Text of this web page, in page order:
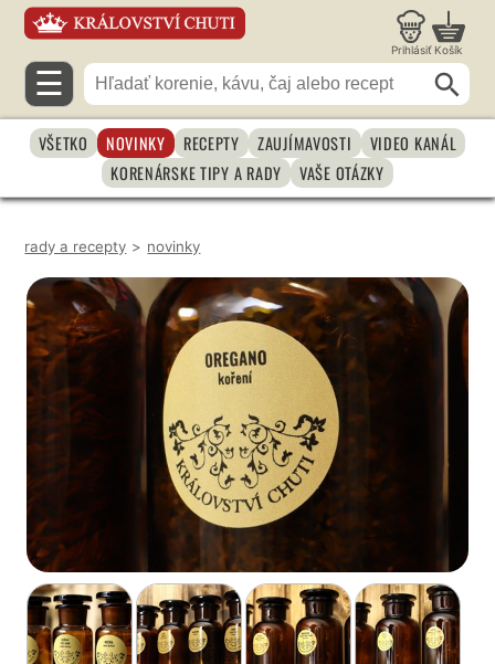
Prihlásiť Košík
☰
VŠETKO NOVINKY RECEPTY ZAUJÍMAVOSTI
VIDEO KANÁL
KORENÁRSKE TIPY A RADY
VAŠE OTÁZKY
rady a recepty > novinky